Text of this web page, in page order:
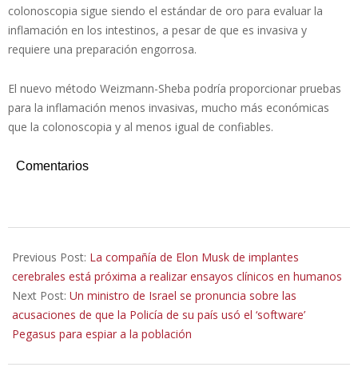
colonoscopia sigue siendo el estándar de oro para evaluar la
inflamación en los intestinos, a pesar de que es invasiva y
requiere una preparación engorrosa.
El nuevo método Weizmann-Sheba podría proporcionar pruebas
para la inflamación menos invasivas, mucho más económicas
que la colonoscopia y al menos igual de confiables.
Comentarios
01-
24
Previous Post: La compañía de Elon Musk de implantes
cerebrales está próxima a realizar ensayos clínicos en humanos
Next Post: Un ministro de Israel se pronuncia sobre las
acusaciones de que la Policía de su país usó el ‘software’
Pegasus para espiar a la población